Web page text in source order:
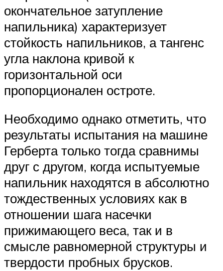
окончательное затупление
напильника) характеризует
стойкость напильников, а тангенс
угла наклона кривой к
горизонтальной оси
пропорционален остроте.
Необходимо однако отметить, что
результаты испытания на машине
Герберта только тогда сравнимы
друг с другом, когда испытуемые
напильник находятся в абсолютно
тождественных условиях как в
отношении шага насечки
прижимающего веса, так и в
смысле равномерной структуры и
твердости пробных брусков.